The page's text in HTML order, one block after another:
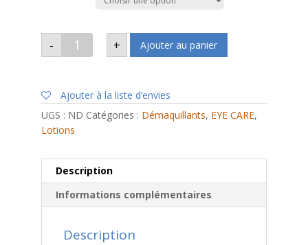
-
quantité
Lotion
yeux
+ Ajouter au panier
Ajouter à la liste d’envies
UGS : ND Catégories : Démaquillants, EYE CARE,
Lotions
Description
Informations complémentaires
Description